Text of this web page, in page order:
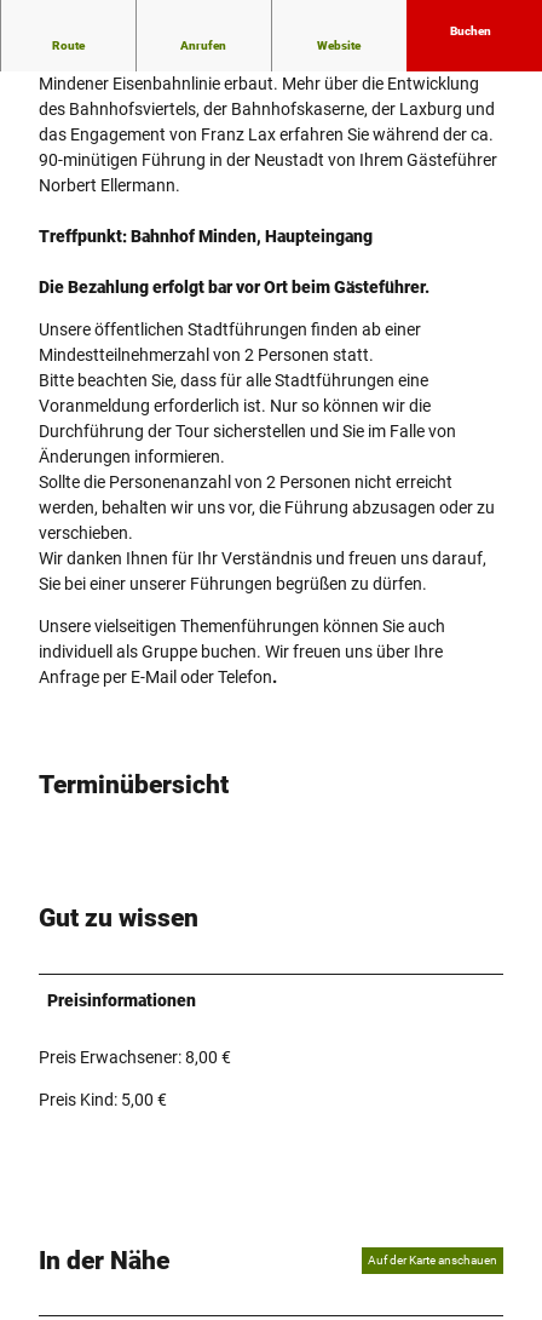
h
o
f
Route Anrufen Website
Buchen
Mindener Eisenbahnlinie erbaut. Mehr über die Entwicklung
des Bahnhofsviertels, der Bahnhofskaserne, der Laxburg und
das Engagement von Franz Lax erfahren Sie während der ca.
90-minütigen Führung in der Neustadt von Ihrem Gästeführer
Norbert Ellermann.
Treffpunkt: Bahnhof Minden, Haupteingang
Die Bezahlung erfolgt bar vor Ort beim Gästeführer.
Unsere öffentlichen Stadtführungen finden ab einer
Mindestteilnehmerzahl von 2 Personen statt.
Bitte beachten Sie, dass für alle Stadtführungen eine
Voranmeldung erforderlich ist. Nur so können wir die
Durchführung der Tour sicherstellen und Sie im Falle von
Änderungen informieren.
Sollte die Personenanzahl von 2 Personen nicht erreicht
werden, behalten wir uns vor, die Führung abzusagen oder zu
verschieben.
Wir danken Ihnen für Ihr Verständnis und freuen uns darauf,
Sie bei einer unserer Führungen begrüßen zu dürfen.
Unsere vielseitigen Themenführungen können Sie auch
individuell als Gruppe buchen. Wir freuen uns über Ihre
Anfrage per E-Mail oder Telefon.
Terminübersicht
Gut zu wissen
Preisinformationen
Preis Erwachsener: 8,00 €
Preis Kind: 5,00 €
In der Nähe Auf der Karte anschauen